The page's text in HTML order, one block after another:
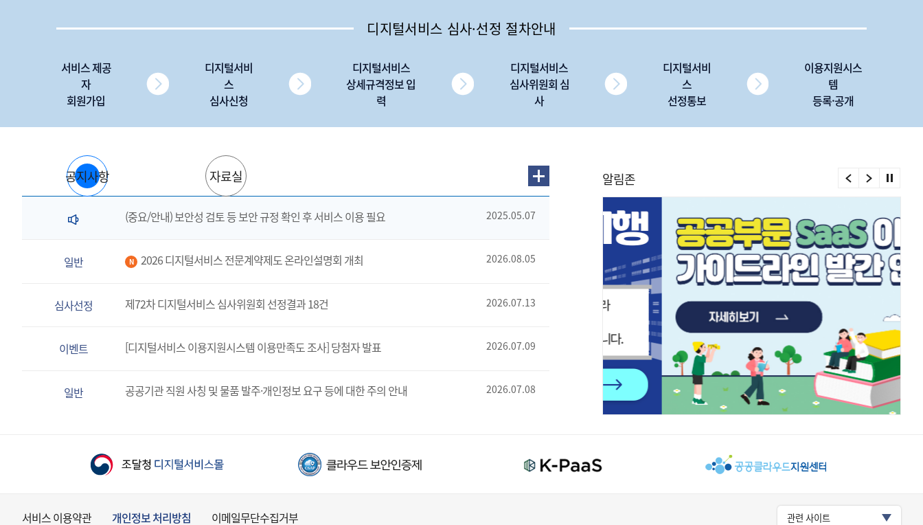
디지털서비스 심사·선정 절차안내
서비스 제공
자
회원가입
디지털서비
스
심사신청
디지털서비스
상세규격정보 입
력
디지털서비스
심사위원회 심
사
디지털서비
스
선정통보
이용지원시스
템
등록·공개
공지사항 자료실
(중요/안내) 보안성 검토 등 보안 규정 확인 후 서비스 이용 필요 2025.05.07
일반 N 2026 디지털서비스 전문계약제도 온라인설명회 개최 2026.08.05
심사선정 제72차 디지털서비스 심사위원회 선정결과 18건 2026.07.13
이벤트 [디지털서비스 이용지원시스템 이용만족도 조사] 당첨자 발표 2026.07.09
일반 공공기관 직원 사칭 및 물품 발주·개인정보 요구 등에 대한 주의 안내 2026.07.08
알림존
서비스 이용약관 개인정보 처리방침 이메일무단수집거부 관련 사이트